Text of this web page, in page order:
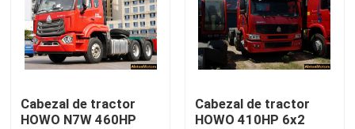
Todos los casos
El camión Howo
HOWO Cabeza de tractor
Cabezal de tractor
HOWO N7W 460HP
Cabezal de tractor
HOWO 410HP 6x2